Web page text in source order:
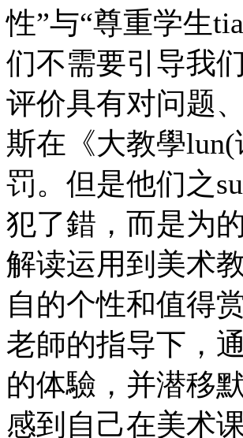
性”与“尊重学生
们不需要引导我
评价具有对问题
斯在《大教學
罚。但是他们之
犯了錯，而是为
解读运用到美术
自的个性和值得
老師的指导下，
的体驗，并潜移
感到自己在美术